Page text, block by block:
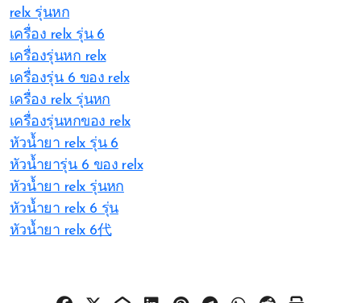
relx รุ่นหก
เครื่อง relx รุ่น 6
เครื่องรุ่นหก relx
เครื่องรุ่น 6 ของ relx
เครื่อง relx รุ่นหก
เครื่องรุ่นหกของ relx
หัวน้ำยา relx รุ่น 6
หัวน้ำยารุ่น 6 ของ relx
หัวน้ำยา relx รุ่นหก
หัวน้ำยา relx 6 รุ่น
หัวน้ำยา relx 6代